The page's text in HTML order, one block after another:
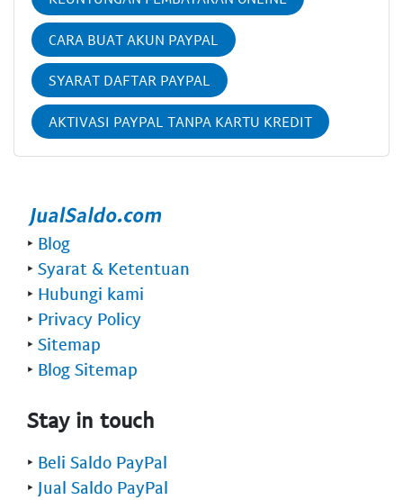
CARA BUAT AKUN PAYPAL
SYARAT DAFTAR PAYPAL
AKTIVASI PAYPAL TANPA KARTU KREDIT
‣ Blog
‣ Syarat & Ketentuan
‣ Hubungi kami
‣ Privacy Policy
‣ Sitemap
‣ Blog Sitemap
Stay in touch
‣ Beli Saldo PayPal
‣ Jual Saldo PayPal